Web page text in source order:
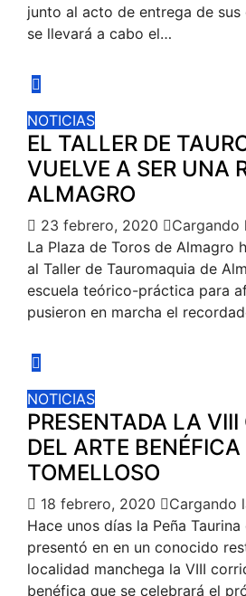
junto al acto de entrega de sus
se llevará a cabo el…
NOTICIAS
EL TALLER DE
VUELVE A SER UNA
ALMAGRO
23 febrero, 2020
Cargando
La Plaza de Toros de Almagro
al Taller de Tauromaquia de
escuela teórico-práctica para
pusieron en marcha el
NOTICIAS
PRESENTADA LA VIII
DEL ARTE BENÉFICA
TOMELLOSO
18 febrero, 2020
Cargando
Hace unos días la Peña
presentó en en un conocido
localidad manchega la VIII
benéfica que se celebrará el